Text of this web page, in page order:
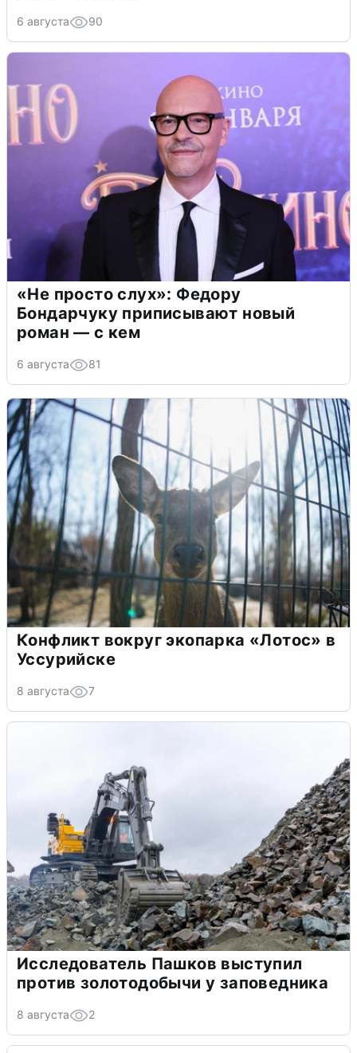
6 августа 90
«Не просто слух»: Федору
Бондарчуку приписывают новый
роман — с кем
6 августа 81
Конфликт вокруг экопарка «Лотос» в
Уссурийске
8 августа 7
Исследователь Пашков выступил
против золотодобычи у заповедника
8 августа 2